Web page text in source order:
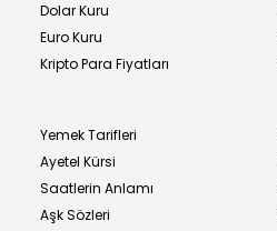
Dolar Kuru
Euro Kuru
Kripto Para Fiyatları
Yemek Tarifleri
Ayetel Kürsi
Saatlerin Anlamı
Aşk Sözleri